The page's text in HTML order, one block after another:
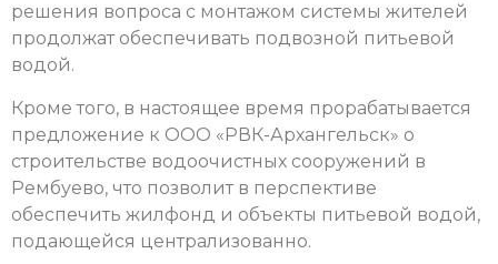
решения вопроса с монтажом системы жителей
продолжат обеспечивать подвозной питьевой
водой.
Кроме того, в настоящее время прорабатывается
предложение к ООО «РВК-Архангельск» о
строительстве водоочистных сооружений в
Рембуево, что позволит в перспективе
обеспечить жилфонд и объекты питьевой водой,
подающейся централизованно.